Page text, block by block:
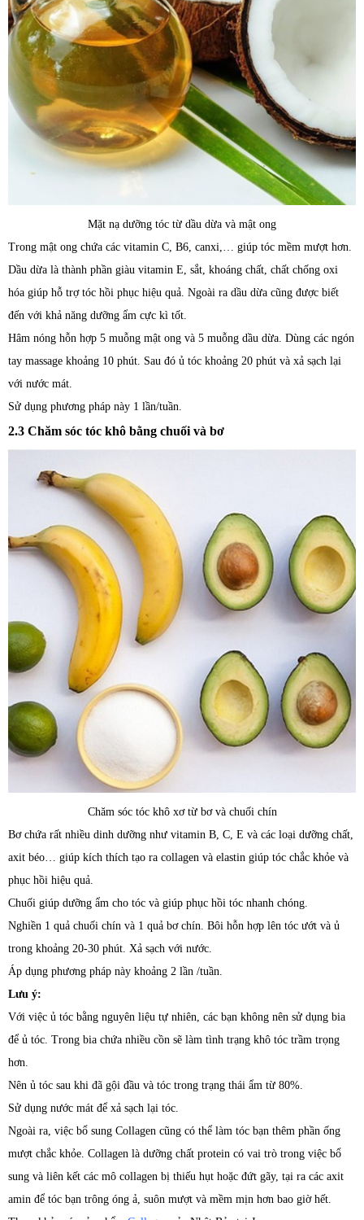
Mặt nạ dưỡng tóc từ dầu dừa và mật ong
Trong mật ong chứa các vitamin C, B6, canxi,… giúp tóc mềm mượt hơn.
Dầu dừa là thành phần giàu vitamin E, sắt, khoáng chất, chất chống oxi
hóa giúp hỗ trợ tóc hồi phục hiệu quả. Ngoài ra dầu dừa cũng được biết
đến với khả năng dưỡng ẩm cực kì tốt.
Hâm nóng hỗn hợp 5 muỗng mật ong và 5 muỗng dầu dừa. Dùng các ngón
tay massage khoảng 10 phút. Sau đó ủ tóc khoảng 20 phút và xả sạch lại
với nước mát.
Sử dụng phương pháp này 1 lần/tuần.
2.3 Chăm sóc tóc khô bằng chuối và bơ
Chăm sóc tóc khô xơ từ bơ và chuối chín
Bơ chứa rất nhiều dinh dưỡng như vitamin B, C, E và các loại dưỡng chất,
axit béo… giúp kích thích tạo ra collagen và elastin giúp tóc chắc khỏe và
phục hồi hiệu quả.
Chuối giúp dưỡng ẩm cho tóc và giúp phục hồi tóc nhanh chóng.
Nghiền 1 quả chuối chín và 1 quả bơ chín. Bôi hỗn hợp lên tóc ướt và ủ
trong khoảng 20-30 phút. Xả sạch với nước.
Áp dụng phương pháp này khoảng 2 lần /tuần.
Lưu ý:
Với việc ủ tóc bằng nguyên liệu tự nhiên, các bạn không nên sử dụng bia
để ủ tóc. Trong bia chứa nhiều cồn sẽ làm tình trạng khô tóc trầm trọng
hơn.
Nên ủ tóc sau khi đã gội đầu và tóc trong trạng thái ẩm từ 80%.
Sử dụng nước mát để xả sạch lại tóc.
Ngoài ra, việc bổ sung Collagen cũng có thể làm tóc bạn thêm phần ống
mượt chắc khỏe. Collagen là dưỡng chất protein có vai trò trong việc bổ
sung và liên kết các mô collagen bị thiếu hụt hoặc đứt gãy, tại ra các axit
amin để tóc bạn trông óng ả, suôn mượt và mềm mịn hơn bao giờ hết.